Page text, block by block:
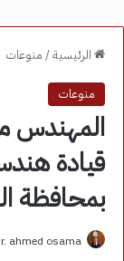
الرئيسية/ منوعات
منوعات
المهندس
قيادة
بمحافظة
ahmed osama